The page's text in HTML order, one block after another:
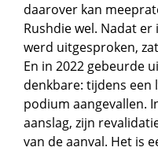
daarover kan
Rushdie wel. Nadat
werd uitgesproken,
En in 2022 gebeurde
denkbare: tijdens een
podium aangevallen.
aanslag, zijn
van de aanval. Het is